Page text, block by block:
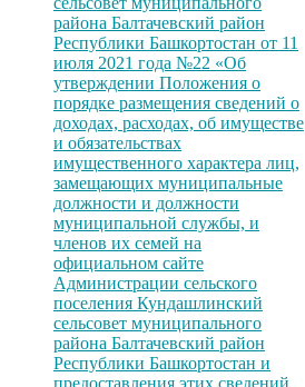
района Балтачевский район
Республики Башкортостан от 11
июля 2021 года №22 «Об
утверждении Положения о
порядке размещения сведений о
доходах, расходах, об имуществе
и обязательствах
имущественного характера лиц,
замещающих муниципальные
должности и должности
муниципальной службы, и
членов их семей на
официальном сайте
Администрации сельского
поселения Кундашлинский
сельсовет муниципального
района Балтачевский район
Республики Башкортостан и